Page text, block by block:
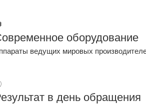
оборудование
ведущих мировых
в день обращения